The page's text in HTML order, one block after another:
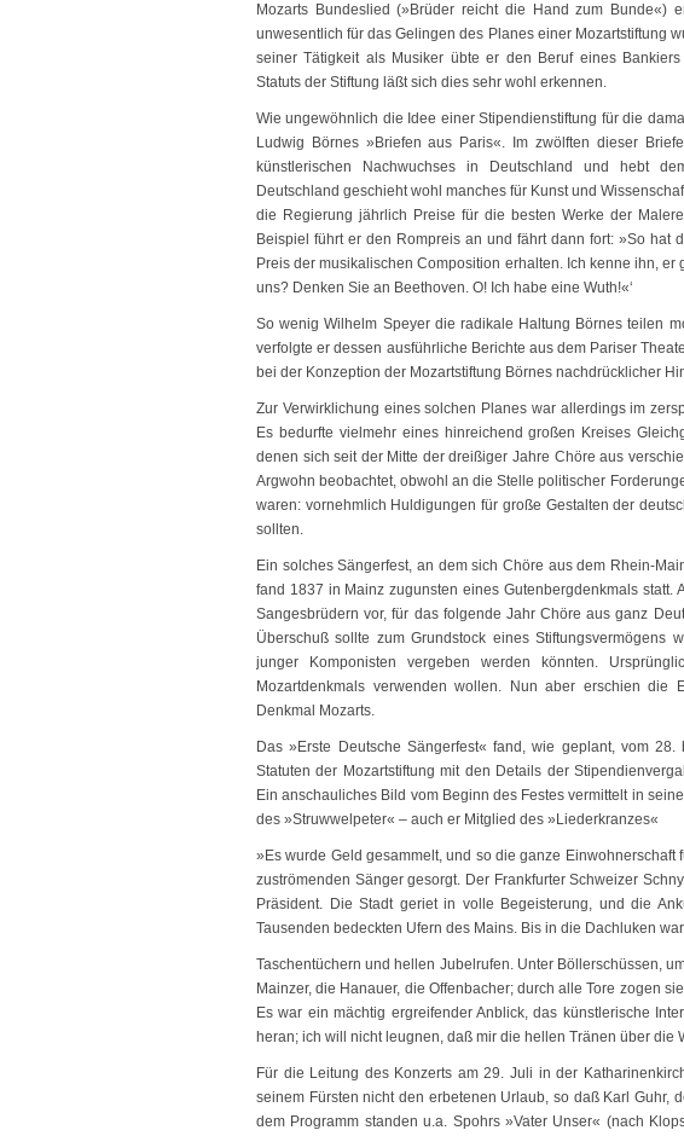
Mozarts Bundeslied (»Brüder reicht die Hand zum Bunde«)
unwesentlich für das Gelingen des Planes einer Mozartstiftung
seiner Tätigkeit als Musiker übte er den Beruf eines
Statuts der Stiftung läßt sich dies sehr wohl erkennen.
Wie ungewöhnlich die Idee einer Stipendienstiftung für die
Ludwig Börnes »Briefen aus Paris«. Im zwölften dieser
künstlerischen Nachwuchses in Deutschland und hebt
Deutschland geschieht wohl manches für Kunst und
die Regierung jährlich Preise für die besten Werke der
Beispiel führt er den Rompreis an und fährt dann fort: »So
Preis der musikalischen Composition erhalten. Ich kenne ihn,
uns? Denken Sie an Beethoven. O! Ich habe eine Wuth!«‘
So wenig Wilhelm Speyer die radikale Haltung Börnes teilen
verfolgte er dessen ausführliche Berichte aus dem Pariser
bei der Konzeption der Mozartstiftung Börnes nachdrücklicher
Zur Verwirklichung eines solchen Planes war allerdings im
Es bedurfte vielmehr eines hinreichend großen Kreises
denen sich seit der Mitte der dreißiger Jahre Chöre aus
Argwohn beobachtet, obwohl an die Stelle politischer
waren: vornehmlich Huldigungen für große Gestalten der
sollten.
Ein solches Sängerfest, an dem sich Chöre aus dem Rhein-
fand 1837 in Mainz zugunsten eines Gutenbergdenkmals
Sangesbrüdern vor, für das folgende Jahr Chöre aus ganz
Überschuß sollte zum Grundstock eines
junger Komponisten vergeben werden könnten.
Mozartdenkmals verwenden wollen. Nun aber erschien die
Denkmal Mozarts.
Das »Erste Deutsche Sängerfest« fand, wie geplant, vom
Statuten der Mozartstiftung mit den Details der
Ein anschauliches Bild vom Beginn des Festes vermittelt in
des »Struwwelpeter« – auch er Mitglied des »Liederkranzes«
»Es wurde Geld gesammelt, und so die ganze
zuströmenden Sänger gesorgt. Der Frankfurter Schweizer
Präsident. Die Stadt geriet in volle Begeisterung, und die
Tausenden bedeckten Ufern des Mains. Bis in die Dachluken
Taschentüchern und hellen Jubelrufen. Unter Böllerschüssen,
Mainzer, die Hanauer, die Offenbacher; durch alle Tore zogen
Es war ein mächtig ergreifender Anblick, das künstlerische
heran; ich will nicht leugnen, daß mir die hellen Tränen über
Für die Leitung des Konzerts am 29. Juli in der
seinem Fürsten nicht den erbetenen Urlaub, so daß Karl Guhr,
dem Programm standen u.a. Spohrs »Vater Unser« (nach